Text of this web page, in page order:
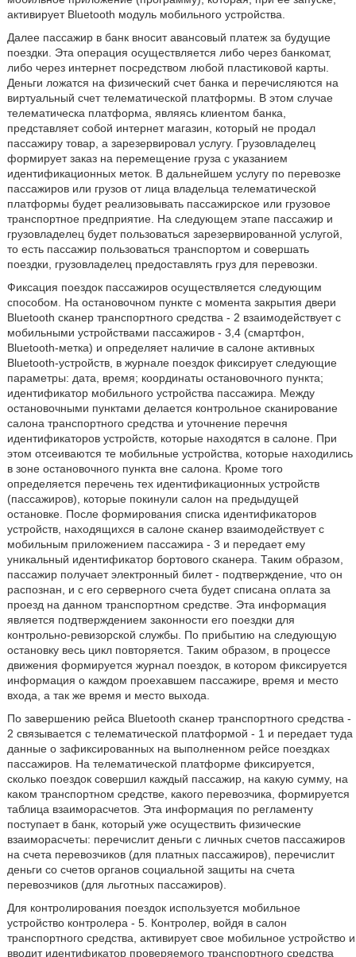
активирует Bluetooth модуль мобильного устройства.
Далее пассажир в банк вносит авансовый платеж за будущие
поездки. Эта операция осуществляется либо через банкомат,
либо через интернет посредством любой пластиковой карты.
Деньги ложатся на физический счет банка и перечисляются на
виртуальный счет телематической платформы. В этом случае
телематическа платформа, являясь клиентом банка,
представляет собой интернет магазин, который не продал
пассажиру товар, а зарезервировал услугу. Грузовладелец
формирует заказ на перемещение груза с указанием
идентификационных меток. В дальнейшем услугу по перевозке
пассажиров или грузов от лица владельца телематической
платформы будет реализовывать пассажирское или грузовое
транспортное предприятие. На следующем этапе пассажир и
грузовладелец будет пользоваться зарезервированной услугой,
то есть пассажир пользоваться транспортом и совершать
поездки, грузовладелец предоставлять груз для перевозки.
Фиксация поездок пассажиров осуществляется следующим
способом. На остановочном пункте с момента закрытия двери
Bluetooth сканер транспортного средства - 2 взаимодействует с
мобильными устройствами пассажиров - 3,4 (смартфон,
Bluetooth-метка) и определяет наличие в салоне активных
Bluetooth-устройств, в журнале поездок фиксирует следующие
параметры: дата, время; координаты остановочного пункта;
идентификатор мобильного устройства пассажира. Между
остановочными пунктами делается контрольное сканирование
салона транспортного средства и уточнение перечня
идентификаторов устройств, которые находятся в салоне. При
этом отсеиваются те мобильные устройства, которые находились
в зоне остановочного пункта вне салона. Кроме того
определяется перечень тех идентификационных устройств
(пассажиров), которые покинули салон на предыдущей
остановке. После формирования списка идентификаторов
устройств, находящихся в салоне сканер взаимодействует с
мобильным приложением пассажира - 3 и передает ему
уникальный идентификатор бортового сканера. Таким образом,
пассажир получает электронный билет - подтверждение, что он
распознан, и с его серверного счета будет списана оплата за
проезд на данном транспортном средстве. Эта информация
является подтверждением законности его поездки для
контрольно-ревизорской службы. По прибытию на следующую
остановку весь цикл повторяется. Таким образом, в процессе
движения формируется журнал поездок, в котором фиксируется
информация о каждом проехавшем пассажире, время и место
входа, а так же время и место выхода.
По завершению рейса Bluetooth сканер транспортного средства -
2 связывается с телематической платформой - 1 и передает туда
данные о зафиксированных на выполненном рейсе поездках
пассажиров. На телематической платформе фиксируется,
сколько поездок совершил каждый пассажир, на какую сумму, на
каком транспортном средстве, какого перевозчика, формируется
таблица взаиморасчетов. Эта информация по регламенту
поступает в банк, который уже осуществить физические
взаиморасчеты: перечислит деньги с личных счетов пассажиров
на счета перевозчиков (для платных пассажиров), перечислит
деньги со счетов органов социальной защиты на счета
перевозчиков (для льготных пассажиров).
Для контролирования поездок используется мобильное
устройство контролера - 5. Контролер, войдя в салон
транспортного средства, активирует свое мобильное устройство и
вводит идентификатор проверяемого транспортного средства